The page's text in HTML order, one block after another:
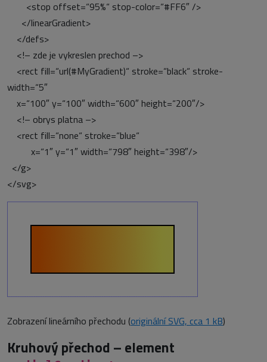
<stop offset=“95%“ stop-color=“#FF6″ />
</linearGradient>
</defs>
<!– zde je vykreslen prechod –>
<rect fill=“url(#MyGradient)“ stroke=“black“ stroke-
width=“5″
x=“100″ y=“100″ width=“600″ height=“200″/>
<!– obrys platna –>
<rect fill=“none“ stroke=“blue“
x=“1″ y=“1″ width=“798″ height=“398″/>
</g>
</svg>
Zobrazení lineárního přechodu (originální SVG, cca 1 kB)
Kruhový přechod – element